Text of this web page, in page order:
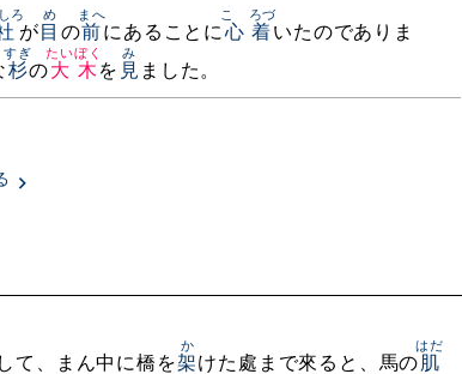
ろ
が 目
め
の前
まへ
にあることに 心着
こゝろづ
いたのでありま
杉
すぎ
の大木
たいぼく
を 見
み
ました。
て、まん中に橋を架
か
けた處まで來ると、馬の肌
はだ